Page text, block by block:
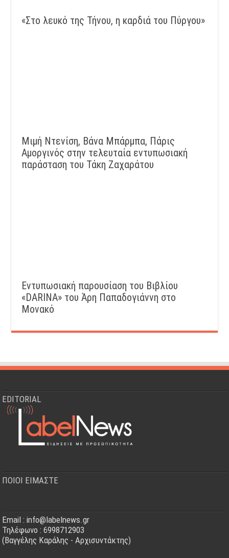
«Στο λευκό της Τήνου, η καρδιά του Πύργου»
Μιμή Ντενίση, Βάνα Μπάρμπα, Πάρις
Αμοργινός στην τελευταία εντυπωσιακή
παράσταση του Τάκη Ζαχαράτου
Εντυπωσιακή παρουσίαση του Βιβλίου
«DARINA» του Άρη Παπαδογιάννη στο
Μονακό
EDITORIAL
ΠΟΙΟΙ ΕΙΜΑΣΤΕ
Email : info@labelnews.gr
Τηλέφωνο : 6998712903
(Βαγγέλης Καράλης - Αρχισυντάκτης)